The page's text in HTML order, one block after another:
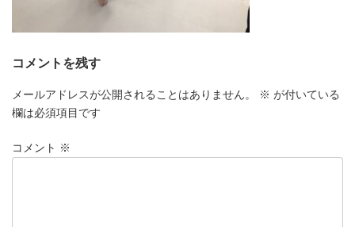
コメントを残す
メールアドレスが公開されることはありません。 ※ が付いている
欄は必須項目です
コメント ※